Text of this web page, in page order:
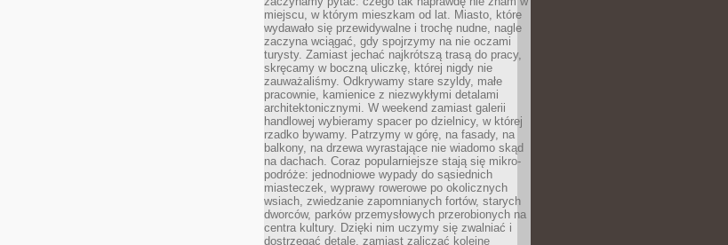
miejscu, w którym mieszkam od lat. Miasto, które
wydawało się przewidywalne i trochę nudne, nagle
zaczyna wciągać, gdy spojrzymy na nie oczami
turysty. Zamiast jechać najkrótszą trasą do pracy,
skręcamy w boczną uliczkę, której nigdy nie
zauważaliśmy. Odkrywamy stare szyldy, małe
pracownie, kamienice z niezwykłymi detalami
architektonicznymi. W weekend zamiast galerii
handlowej wybieramy spacer po dzielnicy, w której
rzadko bywamy. Patrzymy w górę, na fasady, na
balkony, na drzewa wyrastające nie wiadomo skąd
na dachach. Coraz popularniejsze stają się mikro-
podróże: jednodniowe wypady do sąsiednich
miasteczek, wyprawy rowerowe po okolicznych
wsiach, zwiedzanie zapomnianych fortów, starych
dworców, parków przemysłowych przerobionych na
centra kultury. Dzięki nim uczymy się zwalniać i
dostrzegać detale, zamiast zaliczać kolejne